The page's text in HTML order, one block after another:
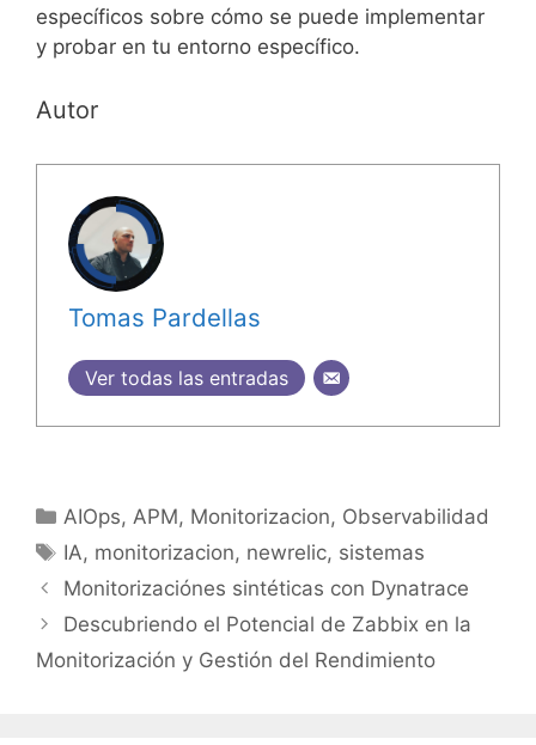
específicos sobre cómo se puede implementar
y probar en tu entorno específico.
Autor
Tomas Pardellas
Ver todas las entradas
Categorías
AIOps, APM, Monitorizacion, Observabilidad
Etiquetas
IA, monitorizacion, newrelic, sistemas
Monitorizaciónes sintéticas con Dynatrace
Descubriendo el Potencial de Zabbix en la
Monitorización y Gestión del Rendimiento